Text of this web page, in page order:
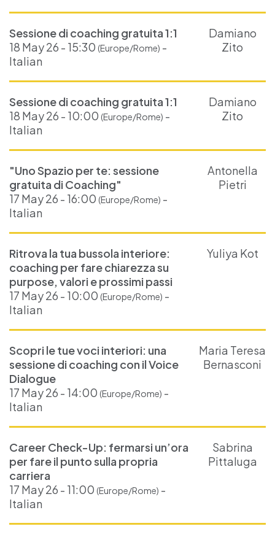
Sessione di coaching gratuita 1:1
18 May 26 - 15:30 (Europe/Rome) -
Italian
Damiano
Zito
Sessione di coaching gratuita 1:1
18 May 26 - 10:00 (Europe/Rome) -
Italian
Damiano
Zito
"Uno Spazio per te: sessione
gratuita di Coaching"
17 May 26 - 16:00 (Europe/Rome) -
Italian
Antonella
Pietri
Ritrova la tua bussola interiore:
coaching per fare chiarezza su
purpose, valori e prossimi passi
17 May 26 - 10:00 (Europe/Rome) -
Italian
Yuliya Kot
Scopri le tue voci interiori: una
sessione di coaching con il Voice
Dialogue
17 May 26 - 14:00 (Europe/Rome) -
Italian
Maria Teresa
Bernasconi
Career Check-Up: fermarsi un’ora
per fare il punto sulla propria
carriera
17 May 26 - 11:00 (Europe/Rome) -
Italian
Sabrina
Pittaluga